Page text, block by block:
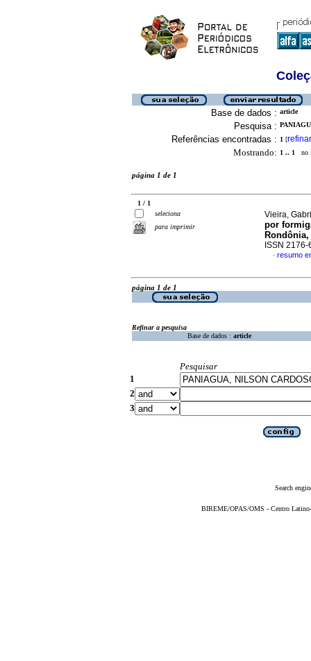
Base de dados : article
Pesquisa :
Referências encontradas : 1 [refinar
Mostrando: 1 .. 1 no
página 1 de 1
1 / 1
seleciona
para imprimir
Vieira,
por
ISSN 2176-
· resumo
página 1 de 1
Refinar a pesquisa
Base de dados : article
Pesquisar
1
2
3
Search
BIREME/OPAS/OMS - Centro Latino-